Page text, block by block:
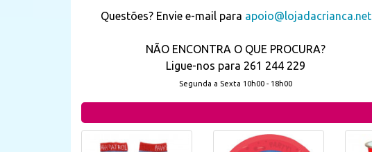
Questões? Envie e-mail para apoio@lojadacrianca.net
NÃO ENCONTRA O QUE PROCURA?
Ligue-nos para 261 244 229
Segunda a Sexta 10h00 - 18h00